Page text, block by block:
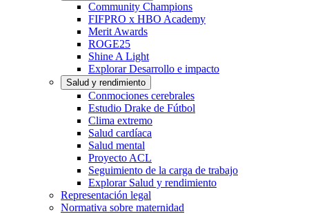
Community Champions
FIFPRO x HBO Academy
Merit Awards
ROGE25
Shine A Light
Explorar Desarrollo e impacto
Salud y rendimiento
Conmociones cerebrales
Estudio Drake de Fútbol
Clima extremo
Salud cardíaca
Salud mental
Proyecto ACL
Seguimiento de la carga de trabajo
Explorar Salud y rendimiento
Representación legal
Normativa sobre maternidad